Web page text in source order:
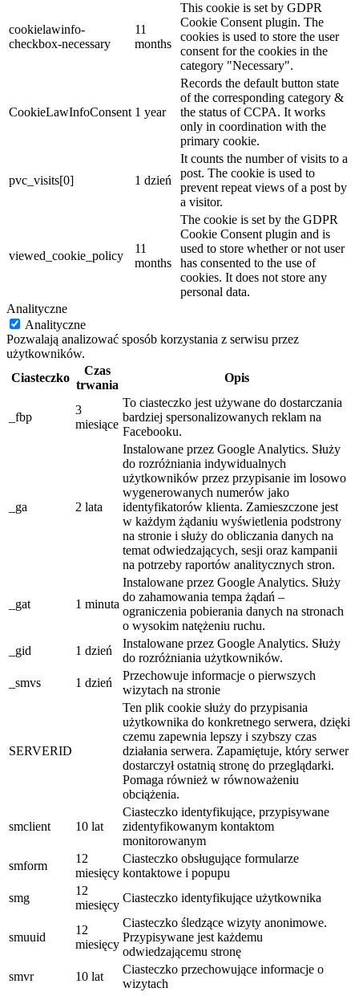
cookielawinfo-
checkbox-necessary
11
months
This cookie is set by GDPR
Cookie Consent plugin. The
cookies is used to store the user
consent for the cookies in the
category "Necessary".
CookieLawInfoConsent 1 year
Records the default button state
of the corresponding category &
the status of CCPA. It works
only in coordination with the
primary cookie.
pvc_visits[0] 1 dzień
It counts the number of visits to a
post. The cookie is used to
prevent repeat views of a post by
a visitor.
viewed_cookie_policy
11
months
The cookie is set by the GDPR
Cookie Consent plugin and is
used to store whether or not user
has consented to the use of
cookies. It does not store any
personal data.
Analityczne
Analityczne
Pozwalają analizować sposób korzystania z serwisu przez
użytkowników.
Ciasteczko
Czas
trwania
Opis
_fbp
3
miesiące
To ciasteczko jest używane do dostarczania
bardziej spersonalizowanych reklam na
Facebooku.
_ga 2 lata
Instalowane przez Google Analytics. Służy
do rozróżniania indywidualnych
użytkowników przez przypisanie im losowo
wygenerowanych numerów jako
identyfikatorów klienta. Zamieszczone jest
w każdym żądaniu wyświetlenia podstrony
na stronie i służy do obliczania danych na
temat odwiedzających, sesji oraz kampanii
na potrzeby raportów analitycznych stron.
_gat 1 minuta
Instalowane przez Google Analytics. Służy
do zahamowania tempa żądań –
ograniczenia pobierania danych na stronach
o wysokim natężeniu ruchu.
_gid
1 dzień
Instalowane przez Google Analytics. Służy
do rozróżniania użytkowników.
_smvs
1 dzień
Przechowuje informacje o pierwszych
wizytach na stronie
SERVERID
Ten plik cookie służy do przypisania
użytkownika do konkretnego serwera, dzięki
czemu zapewnia lepszy i szybszy czas
działania serwera. Zapamiętuje, który serwer
dostarczył ostatnią stronę do przeglądarki.
Pomaga również w równoważeniu
obciążenia.
smclient 10 lat
Ciasteczko identyfikujące, przypisywane
zidentyfikowanym kontaktom
monitorowanym
smform
12
miesięcy
Ciasteczko obsługujące formularze
kontaktowe i popupu
smg
12
miesięcy
Ciasteczko identyfikujące użytkownika
smuuid
12
miesięcy
Ciasteczko śledzące wizyty anonimowe.
Przypisywane jest każdemu
odwiedzającemu stronę
smvr
10 lat
Ciasteczko przechowujące informacje o
wizytach